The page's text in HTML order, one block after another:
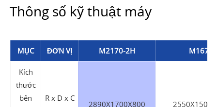
Thông số kỹ thuật máy
MỤC ĐƠN VỊ M2170-2H M1670
Kích
thước
bên
R x D x C
2890X1700X800